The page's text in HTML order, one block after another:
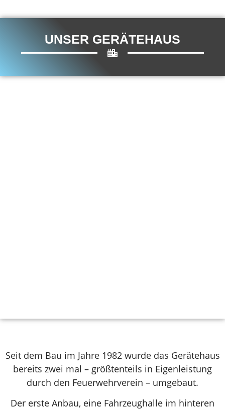
UNSER GERÄTEHAUS
Seit dem Bau im Jahre 1982 wurde das Gerätehaus
bereits zwei mal – größtenteils in Eigenleistung
durch den Feuerwehrverein – umgebaut.
Der erste Anbau, eine Fahrzeughalle im hinteren